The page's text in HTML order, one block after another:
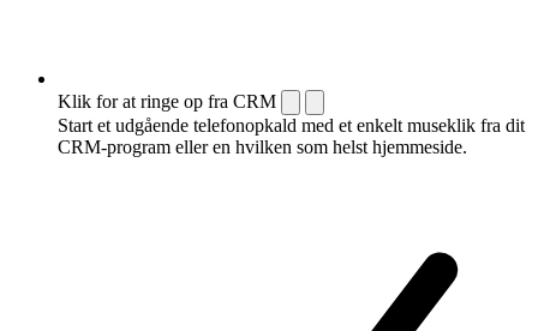
Klik for at ringe op fra CRM
Start et udgående telefonopkald med et enkelt museklik fra dit
CRM-program eller en hvilken som helst hjemmeside.